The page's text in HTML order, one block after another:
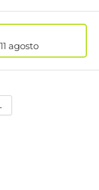
11 agosto